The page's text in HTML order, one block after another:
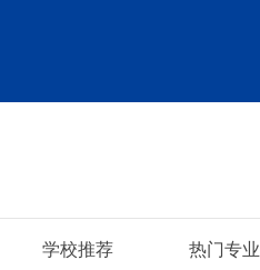
学校推荐 热门专业